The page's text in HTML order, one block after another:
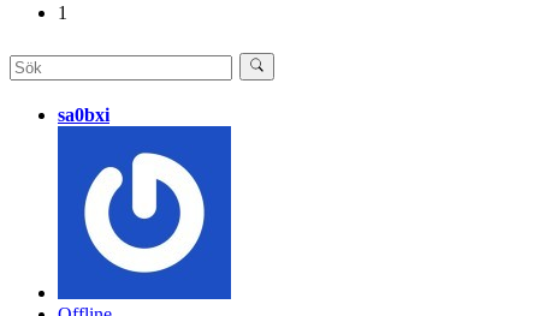
1
sa0bxi